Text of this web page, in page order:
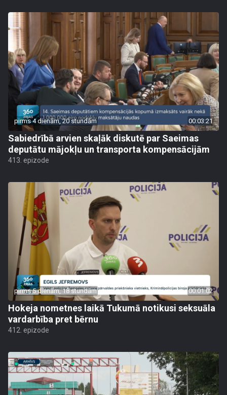
pirms 4 dienām, 20 stundām 00:03:21
Sabiedrībā arvien skaļāk diskutē par Saeimas
deputātu mājokļu un transporta kompensācijām
413. epizode
pirms 5 dienām, 18 stundām 00:01:02
Hokeja nometnes laikā Tukumā notikusi seksuāla
vardarbība pret bērnu
412. epizode